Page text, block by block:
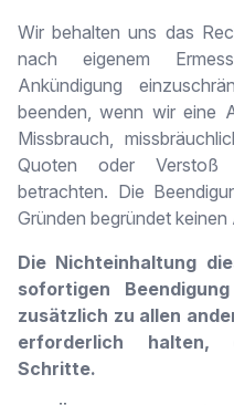
Wir behalten uns das
nach eigenem
Ankündigung
beenden, wenn wir eine
Missbrauch,
Quoten oder Verstoß
betrachten. Die
Gründen begründet
Die Nichteinhaltung
sofortigen
zusätzlich zu allen
erforderlich halten,
Schritte.